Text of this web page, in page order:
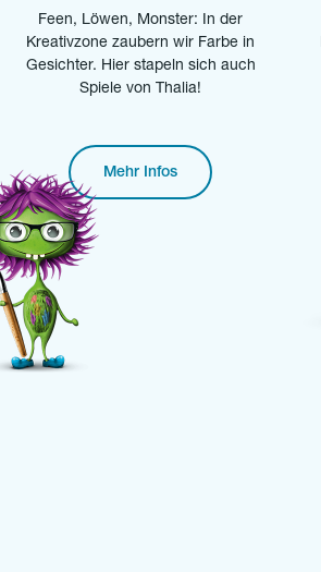
Feen, Löwen, Monster: In der
Kreativzone zaubern wir Farbe in
Gesichter. Hier stapeln sich auch
Spiele von Thalia!
Mehr Infos